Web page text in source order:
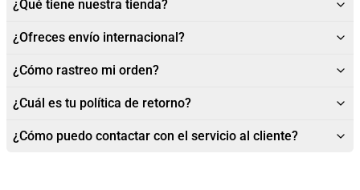
¿Qué tiene nuestra tienda?
¿Ofreces envío internacional?
¿Cómo rastreo mi orden?
¿Cuál es tu política de retorno?
¿Cómo puedo contactar con el servicio al cliente?